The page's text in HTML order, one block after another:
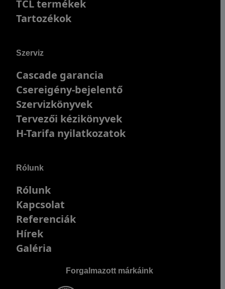
TCL termékek
Tartozékok
Szerviz
Cascade garancia
Csereigény-bejelentő
Szervizkönyvek
Tervezői kézikönyvek
H-Tarifa nyilatkozatok
Rólunk
Rólunk
Kapcsolat
Referenciák
Hírek
Galéria
Forgalmazott márkáink